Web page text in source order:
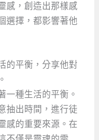
感，創造出那樣感
選擇，都影響著他
的平衡，分享他對
一種生活的平衡。
抽出時間，進行徒
感的重要來源。在